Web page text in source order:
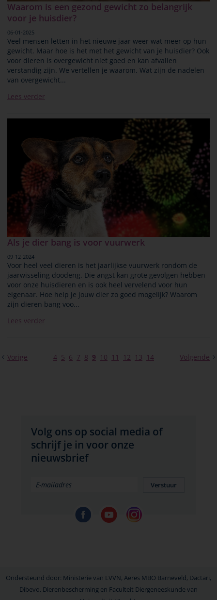
Waarom is een gezond gewicht zo belangrijk
voor je huisdier?
06-01-2025
Veel mensen letten in het nieuwe jaar weer wat meer op hun
gewicht. Maar hoe is het met het gewicht van je huisdier? Ook
voor dieren is overgewicht niet goed en kan afvallen
verstandig zijn. We vertellen je waarom. Wat zijn de nadelen
van overgewicht...
Lees verder
Als je dier bang is voor vuurwerk
09-12-2024
Voor heel veel dieren is het jaarlijkse vuurwerk rondom de
jaarwisseling doodeng. Die angst kan grote gevolgen hebben
voor onze huisdieren en is ook heel vervelend voor hun
eigenaar. Hoe help je jouw dier zo goed mogelijk? Waarom
zijn dieren bang voo...
Lees verder
Vorige Volgende
4 5 6 7 8 9 10 11 12 13 14
Volg ons op social media of
schrijf je in voor onze
nieuwsbrief
Verstuur
Ondersteund door: Ministerie van LVVN, Aeres MBO Barneveld, Dactari,
Dibevo, Dierenbescherming en Faculteit Diergeneeskunde van